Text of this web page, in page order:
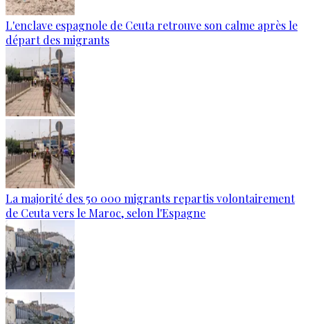
L'enclave espagnole de Ceuta retrouve son calme après le
départ des migrants
La majorité des 50 000 migrants repartis volontairement
de Ceuta vers le Maroc, selon l'Espagne